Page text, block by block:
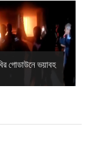
গোডাউনে ভয়াবহ